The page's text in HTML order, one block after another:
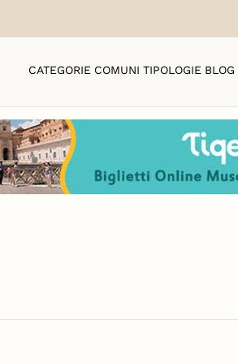
CATEGORIE COMUNI TIPOLOGIE BLOG